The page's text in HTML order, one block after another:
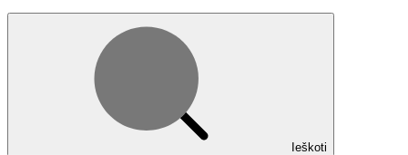
Ieškoti